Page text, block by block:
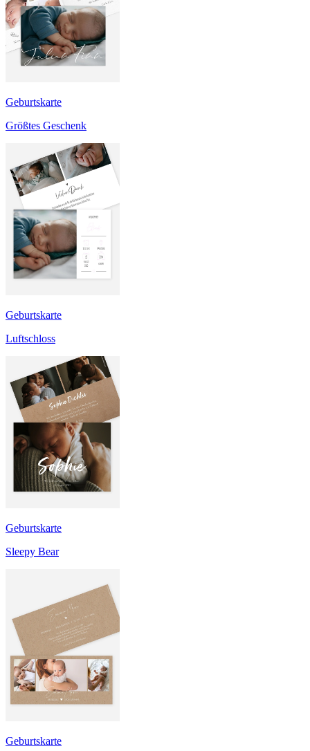
Geburtskarte
Größtes Geschenk
Geburtskarte
Luftschloss
Geburtskarte
Sleepy Bear
Geburtskarte